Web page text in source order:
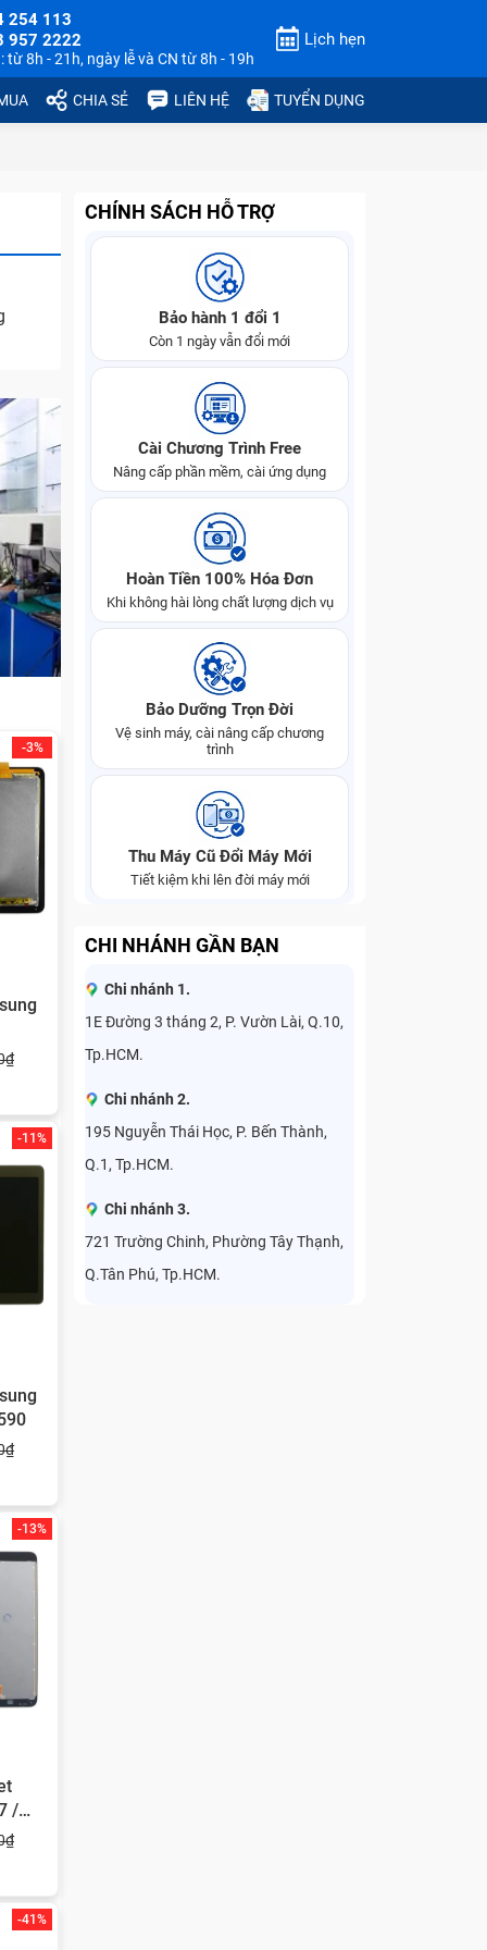
254 113
957 2222
từ 8h - 21h, ngày lễ và CN từ 8h - 19h
Lịch hẹn
CHIA SẺ LIÊN HỆ TUYỂN DỤNG
-3%
-11%
-13%
/
-41%
CHÍNH SÁCH HỖ TRỢ
Bảo hành 1 đổi 1
Còn 1 ngày vẫn đổi mới
Cài Chương Trình Free
Nâng cấp phần mềm, cài ứng dụng
Hoàn Tiền 100% Hóa Đơn
Khi không hài lòng chất lượng dịch vụ
Bảo Dưỡng Trọn Đời
Vệ sinh máy, cài nâng cấp chương
trình
Thu Máy Cũ Đổi Máy Mới
Tiết kiệm khi lên đời máy mới
CHI NHÁNH GẦN BẠN
Chi nhánh 1.
1E Đường 3 tháng 2, P. Vườn Lài, Q.10,
Tp.HCM.
Chi nhánh 2.
195 Nguyễn Thái Học, P. Bến Thành,
Q.1, Tp.HCM.
Chi nhánh 3.
721 Trường Chinh, Phường Tây Thạnh,
Q.Tân Phú, Tp.HCM.